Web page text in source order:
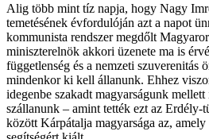
Alig több mint tíz napja, hogy Nagy
temetésének évfordulóján azt a napot
kommunista rendszer megdőlt
miniszterelnök akkori üzenete ma is
függetlenség és a nemzeti szuverenitás
mindenkor ki kell állanunk. Ehhez
idegenbe szakadt magyarságunk
szállanunk – amint tették ezt az Erdély-
között Kárpátalja magyarsága az, amely